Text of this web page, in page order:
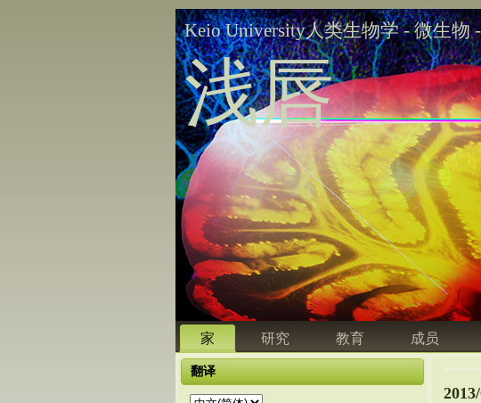
Keio University人类生物学 - 微生物
浅唇
家 研究 教育 成员
翻译